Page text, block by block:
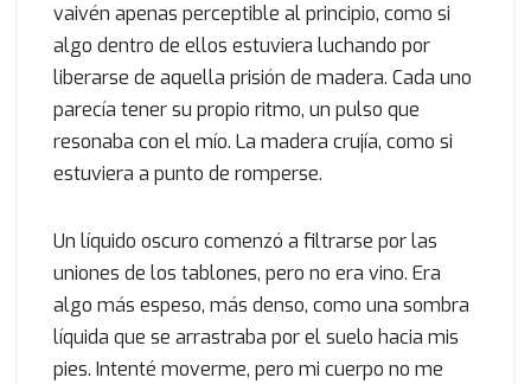
vaivén apenas perceptible al principio, como si
algo dentro de ellos estuviera luchando por
liberarse de aquella prisión de madera. Cada uno
parecía tener su propio ritmo, un pulso que
resonaba con el mío. La madera crujía, como si
estuviera a punto de romperse.
Un líquido oscuro comenzó a filtrarse por las
uniones de los tablones, pero no era vino. Era
algo más espeso, más denso, como una sombra
líquida que se arrastraba por el suelo hacia mis
pies. Intenté moverme, pero mi cuerpo no me